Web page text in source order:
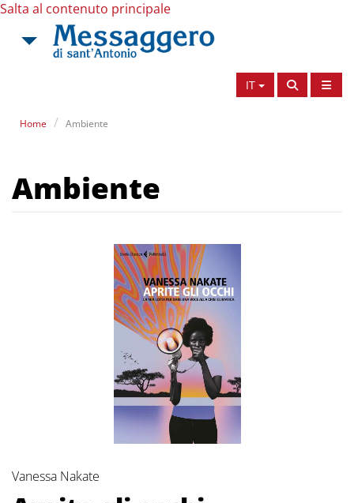
Salta al contenuto principale
IT
Home Ambiente
Ambiente
Vanessa Nakate